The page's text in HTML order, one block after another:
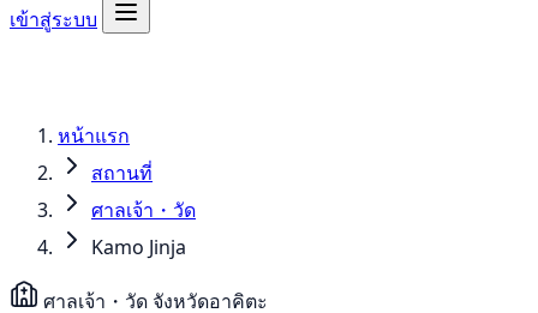
เข้าสู่ระบบ
หน้าแรก
สถานที่
ศาลเจ้า・วัด
Kamo Jinja
ศาลเจ้า・วัด จังหวัดอาคิตะ